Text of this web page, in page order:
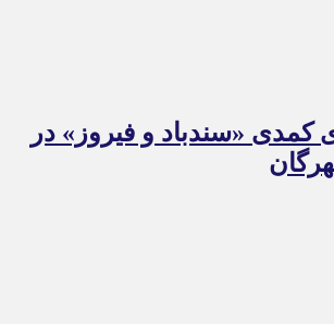
کمدی «سندباد و فیروز» در